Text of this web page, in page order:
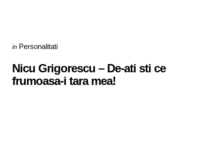
Categories
Posted
in Personalitati
Nicu Grigorescu – De-ati sti ce
frumoasa-i tara mea!